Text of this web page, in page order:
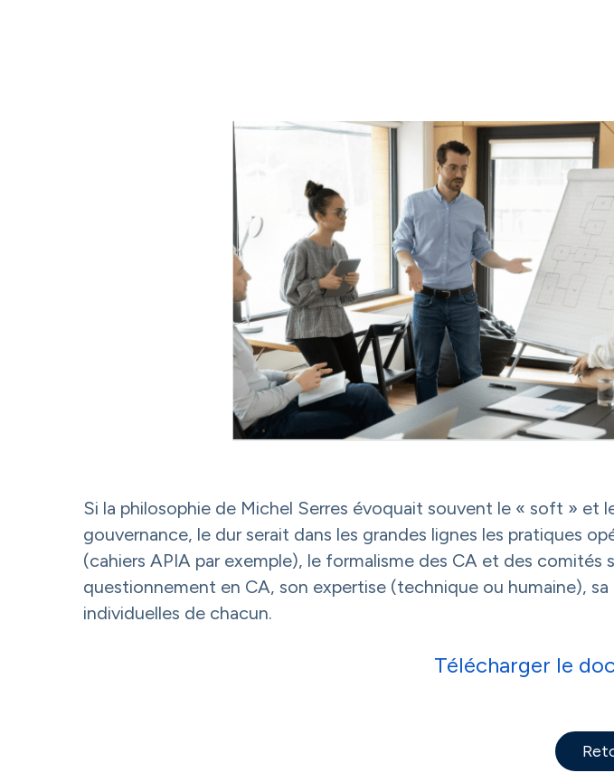
Si la philosophie de Michel Serres évoquait souvent le « soft »
gouvernance, le dur serait dans les grandes lignes les pratiques
(cahiers APIA par exemple), le formalisme des CA et des
questionnement en CA, son expertise (technique ou humaine),
individuelles de chacun.
Télécharger le